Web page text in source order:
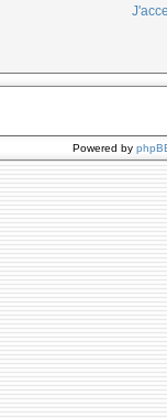
Powered by